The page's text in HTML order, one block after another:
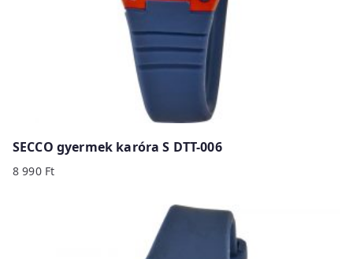
SECCO gyermek karóra S DTT-006
8 990 Ft